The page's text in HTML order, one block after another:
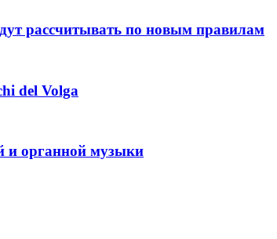
рассчитывать по новым правилам
del Volga
и органной музыки